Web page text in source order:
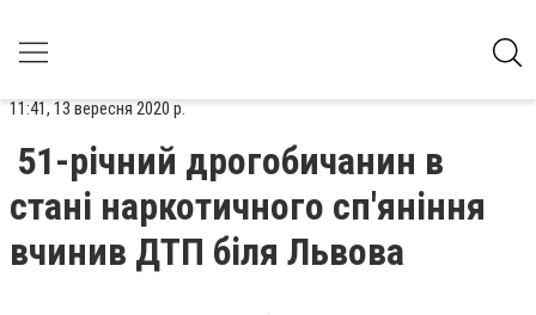
11:41, 13 вересня 2020 р.
51-річний дрогобичанин в
стані наркотичного сп'яніння
вчинив ДТП біля Львова